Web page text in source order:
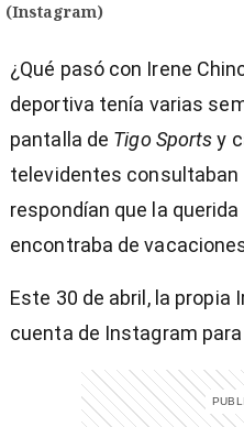
(Instagram)
¿Qué pasó con Irene
deportiva tenía varias
pantalla de Tigo Sportsy
televidentes consultaban
respondían que la
encontraba de
Este 30 de abril, la propia
cuenta de Instagram